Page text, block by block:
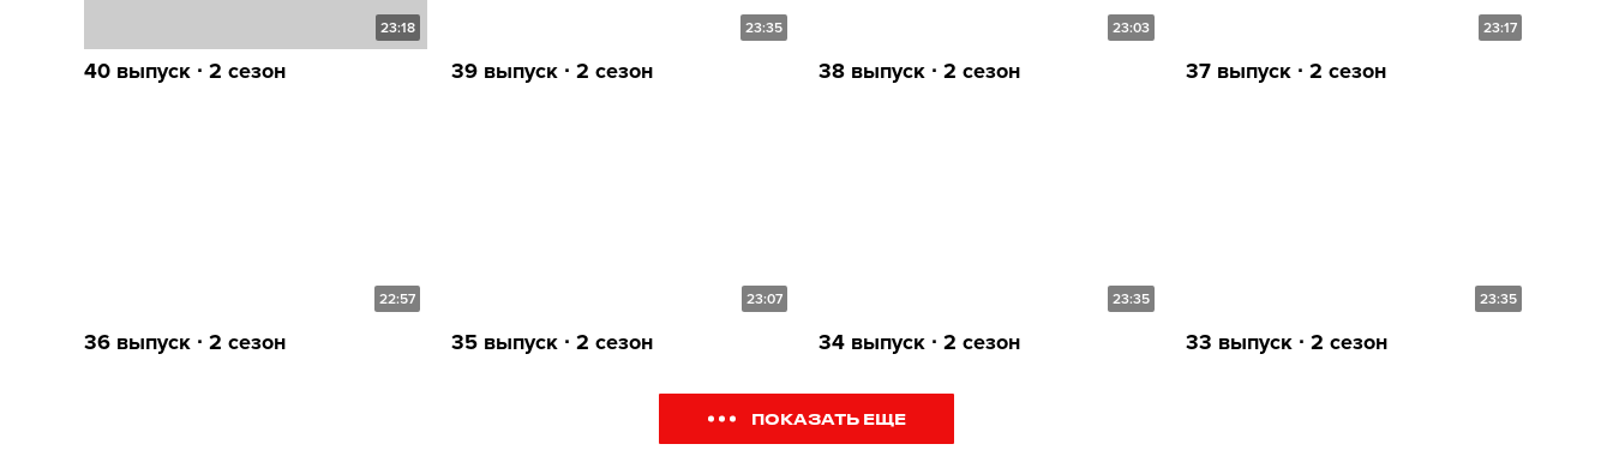
23:18
40 выпуск ∙ 2 сезон
23:35
39 выпуск ∙ 2 сезон
23:03
38 выпуск ∙ 2 сезон
23:17
37 выпуск ∙ 2 сезон
22:57
36 выпуск ∙ 2 сезон
23:07
35 выпуск ∙ 2 сезон
23:35
34 выпуск ∙ 2 сезон
23:35
33 выпуск ∙ 2 сезон
ПОКАЗАТЬ ЕЩЕ